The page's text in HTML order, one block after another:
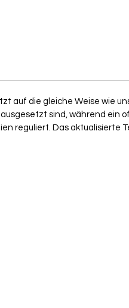
auf die gleiche Weise wie
sind, während
reguliert. Das